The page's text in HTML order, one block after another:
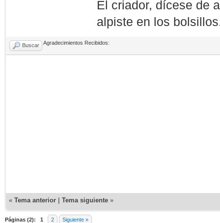
El criador, dícese de
alpiste en los
Buscar Agradecimientos Recibidos:
« Tema anterior Tema siguiente »
Páginas (2): 1 2 Siguiente »